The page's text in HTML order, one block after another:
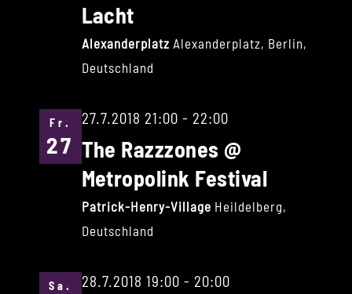
Lacht
Alexanderplatz Alexanderplatz, Berlin,
Deutschland
Fr.
27
27.7.2018 21:00 - 22:00
The Razzzones @
Metropolink Festival
Patrick-Henry-Village Heildelberg,
Deutschland
Sa. 28.7.2018 19:00 - 20:00